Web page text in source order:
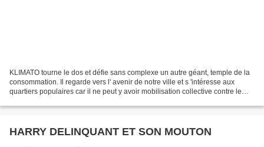
KLIMATO tourne le dos et défie sans complexe un autre géant, temple de la
consommation. Il regarde vers l' avenir de notre ville et s 'intéresse aux
quartiers populaires car il ne peut y avoir mobilisation collective contre le
HARRY DELINQUANT ET SON MOUTON